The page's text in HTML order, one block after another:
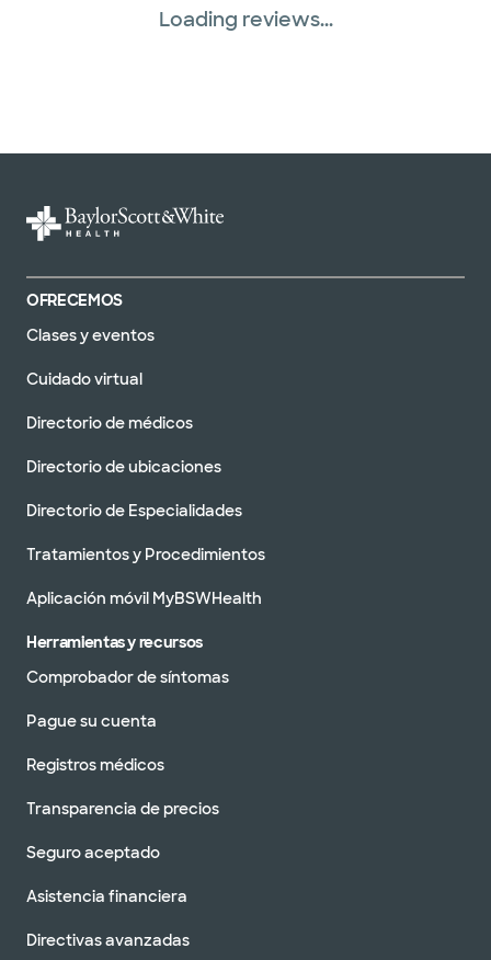
Loading reviews...
OFRECEMOS
Clases y eventos
Cuidado virtual
Directorio de médicos
Directorio de ubicaciones
Directorio de Especialidades
Tratamientos y Procedimientos
Aplicación móvil MyBSWHealth
Herramientas y recursos
Comprobador de síntomas
Pague su cuenta
Registros médicos
Transparencia de precios
Seguro aceptado
Asistencia financiera
Directivas avanzadas